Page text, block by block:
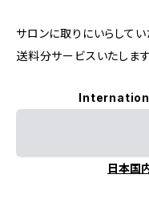
サロンに取りにいらして
送料分サービスいたします
日本国